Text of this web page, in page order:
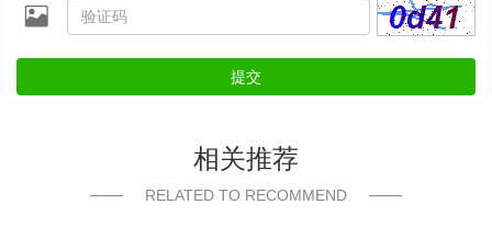
提交
相关推荐
RELATED TO RECOMMEND